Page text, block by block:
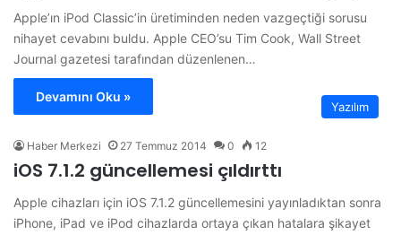
Apple’ın iPod Classic’in üretiminden neden vazgeçtiği sorusu
nihayet cevabını buldu. Apple CEO’su Tim Cook, Wall Street
Journal gazetesi tarafından düzenlenen…
Devamını Oku »
Yazılım
Haber Merkezi 27 Temmuz 2014 0 12
iOS 7.1.2 güncellemesi çıldırttı
Apple cihazları için iOS 7.1.2 güncellemesini yayınladıktan sonra
iPhone, iPad ve iPod cihazlarda ortaya çıkan hatalara şikayet